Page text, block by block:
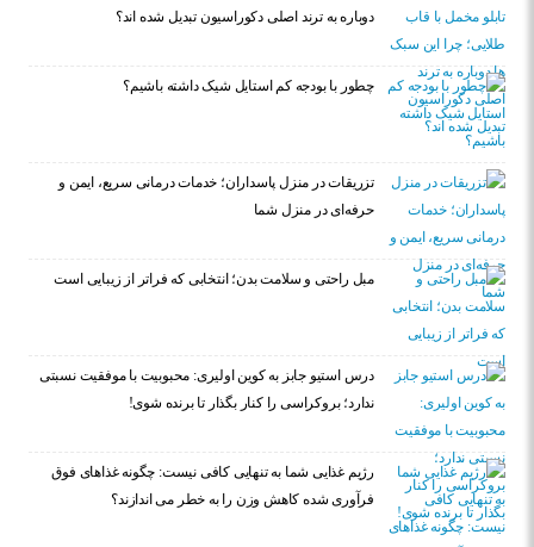
دوباره به ترند اصلی دکوراسیون تبدیل شده اند؟
چطور با بودجه کم استایل شیک داشته باشیم؟
تزریقات در منزل پاسداران؛ خدمات درمانی سریع، ایمن و
حرفه‌ای در منزل شما
مبل راحتی و سلامت بدن؛ انتخابی که فراتر از زیبایی است
درس استیو جابز به کوین اولیری: محبوبیت با موفقیت نسبتی
ندارد؛ بروکراسی را کنار بگذار تا برنده شوی!
رژیم غذایی شما به تنهایی کافی نیست: چگونه غذاهای فوق
فرآوری شده کاهش وزن را به خطر می اندازند؟